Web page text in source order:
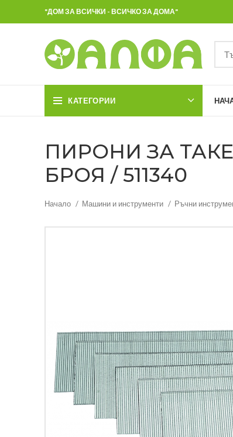
"ДОМ ЗА ВСИЧКИ - ВСИЧКО ЗА ДОМА"
КАТЕГОРИИ
ПИРОНИ ЗА
БРOЯ / 511340
Начало Машини и инструменти Ръчни